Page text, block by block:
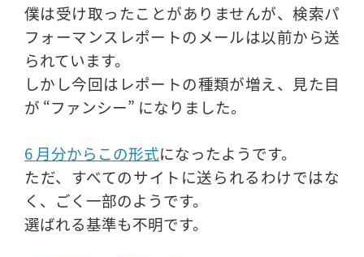
僕は受け取ったことがありませんが、検索パ
フォーマンスレポートのメールは以前から送
られています。
しかし今回はレポートの種類が増え、見た目
が “ファンシー” になりました。
6 月分からこの形式になったようです。
ただ、すべてのサイトに送られるわけではな
く、ごく一部のようです。
選ばれる基準も不明です。